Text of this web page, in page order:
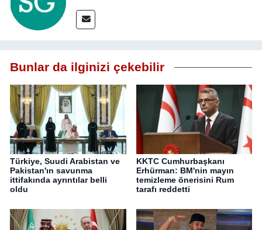
Bunlar da ilginizi çekebilir
Türkiye, Suudi Arabistan ve
Pakistan'ın savunma
ittifakında ayrıntılar belli
oldu
KKTC Cumhurbaşkanı
Erhürman: BM'nin mayın
temizleme önerisini Rum
tarafı reddetti